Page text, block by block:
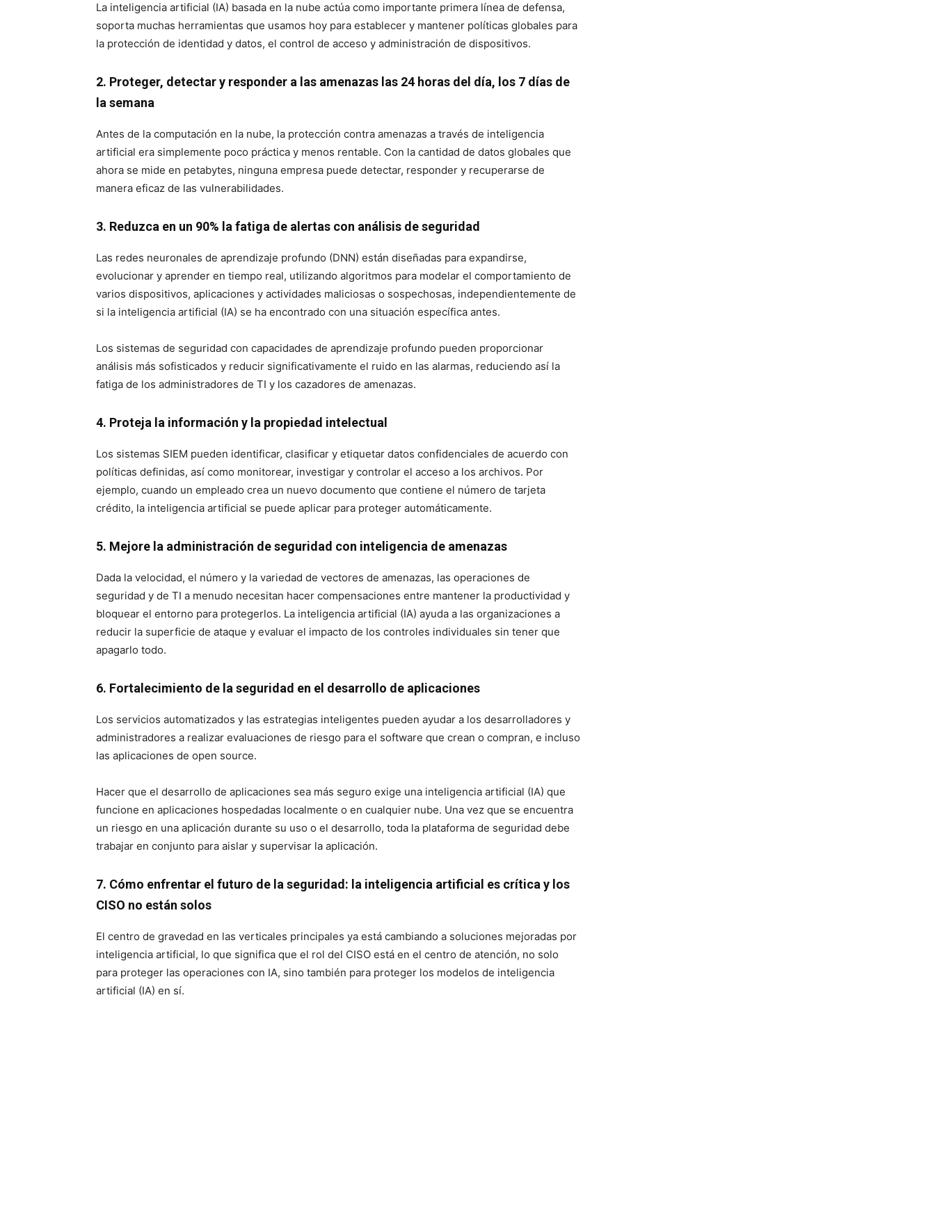
La inteligencia artificial (IA) basada en la nube actúa como importante primera línea de defensa,
soporta muchas herramientas que usamos hoy para establecer y mantener políticas globales para
la protección de identidad y datos, el control de acceso y administración de dispositivos.
2. Proteger, detectar y responder a las amenazas las 24 horas del día, los 7 días de
la semana
Antes de la computación en la nube, la protección contra amenazas a través de inteligencia
artificial era simplemente poco práctica y menos rentable. Con la cantidad de datos globales que
ahora se mide en petabytes, ninguna empresa puede detectar, responder y recuperarse de
manera eficaz de las vulnerabilidades.
3. Reduzca en un 90% la fatiga de alertas con análisis de seguridad
Las redes neuronales de aprendizaje profundo (DNN) están diseñadas para expandirse,
evolucionar y aprender en tiempo real, utilizando algoritmos para modelar el comportamiento de
varios dispositivos, aplicaciones y actividades maliciosas o sospechosas, independientemente de
si la inteligencia artificial (IA) se ha encontrado con una situación específica antes.
Los sistemas de seguridad con capacidades de aprendizaje profundo pueden proporcionar
análisis más sofisticados y reducir significativamente el ruido en las alarmas, reduciendo así la
fatiga de los administradores de TI y los cazadores de amenazas.
4. Proteja la información y la propiedad intelectual
Los sistemas SIEM pueden identificar, clasificar y etiquetar datos confidenciales de acuerdo con
políticas definidas, así como monitorear, investigar y controlar el acceso a los archivos. Por
ejemplo, cuando un empleado crea un nuevo documento que contiene el número de tarjeta
crédito, la inteligencia artificial se puede aplicar para proteger automáticamente.
5. Mejore la administración de seguridad con inteligencia de amenazas
Dada la velocidad, el número y la variedad de vectores de amenazas, las operaciones de
seguridad y de TI a menudo necesitan hacer compensaciones entre mantener la productividad y
bloquear el entorno para protegerlos. La inteligencia artificial (IA) ayuda a las organizaciones a
reducir la superficie de ataque y evaluar el impacto de los controles individuales sin tener que
apagarlo todo.
6. Fortalecimiento de la seguridad en el desarrollo de aplicaciones
Los servicios automatizados y las estrategias inteligentes pueden ayudar a los desarrolladores y
administradores a realizar evaluaciones de riesgo para el software que crean o compran, e incluso
las aplicaciones de open source.
Hacer que el desarrollo de aplicaciones sea más seguro exige una inteligencia artificial (IA) que
funcione en aplicaciones hospedadas localmente o en cualquier nube. Una vez que se encuentra
un riesgo en una aplicación durante su uso o el desarrollo, toda la plataforma de seguridad debe
trabajar en conjunto para aislar y supervisar la aplicación.
7. Cómo enfrentar el futuro de la seguridad: la inteligencia artificial es crítica y los
CISO no están solos
El centro de gravedad en las verticales principales ya está cambiando a soluciones mejoradas por
inteligencia artificial, lo que significa que el rol del CISO está en el centro de atención, no solo
para proteger las operaciones con IA, sino también para proteger los modelos de inteligencia
artificial (IA) en sí.